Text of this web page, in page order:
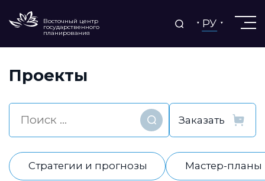
Восточный центр
государственного
планирования
РУ
Проекты
Найти
Стратегии и прогнозы Мастер-планы